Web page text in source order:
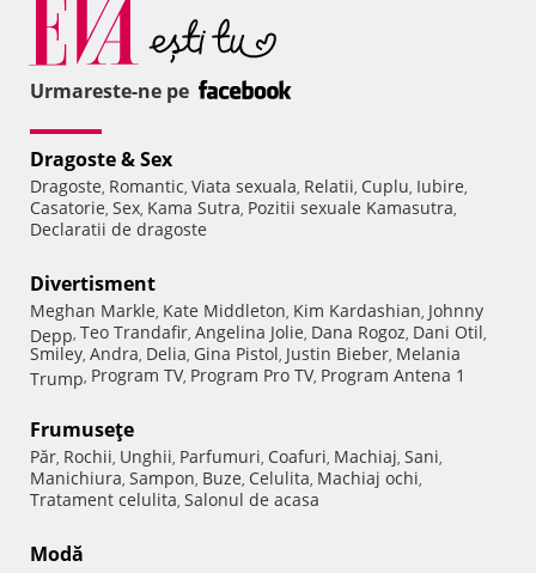
Urmareste-ne pe
Dragoste & Sex
Dragoste, Romantic, Viata sexuala, Relatii, Cuplu, Iubire,
Casatorie, Sex, Kama Sutra, Pozitii sexuale Kamasutra,
Declaratii de dragoste
Divertisment
Meghan Markle, Kate Middleton, Kim Kardashian, Johnny
Depp, Teo Trandafir, Angelina Jolie, Dana Rogoz, Dani Otil,
Smiley, Andra, Delia, Gina Pistol, Justin Bieber, Melania
Trump, Program TV, Program Pro TV, Program Antena 1
Frumuseţe
Păr, Rochii, Unghii, Parfumuri, Coafuri, Machiaj, Sani,
Manichiura, Sampon, Buze, Celulita, Machiaj ochi,
Tratament celulita, Salonul de acasa
Modă